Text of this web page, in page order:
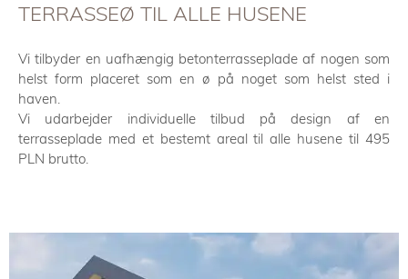
TERRASSEØ TIL ALLE HUSENE
Vi tilbyder en uafhængig betonterrasseplade af nogen som
helst form placeret som en ø på noget som helst sted i
haven.
Vi udarbejder individuelle tilbud på design af en
terrasseplade med et bestemt areal til alle husene til 495
PLN brutto.